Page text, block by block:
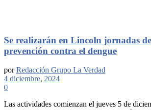
Se realizarán en Lincoln jornadas
prevención contra el dengue
por Redacción Grupo La Verdad
4 diciembre, 2024
0
Las actividades comienzan el jueves 5 de